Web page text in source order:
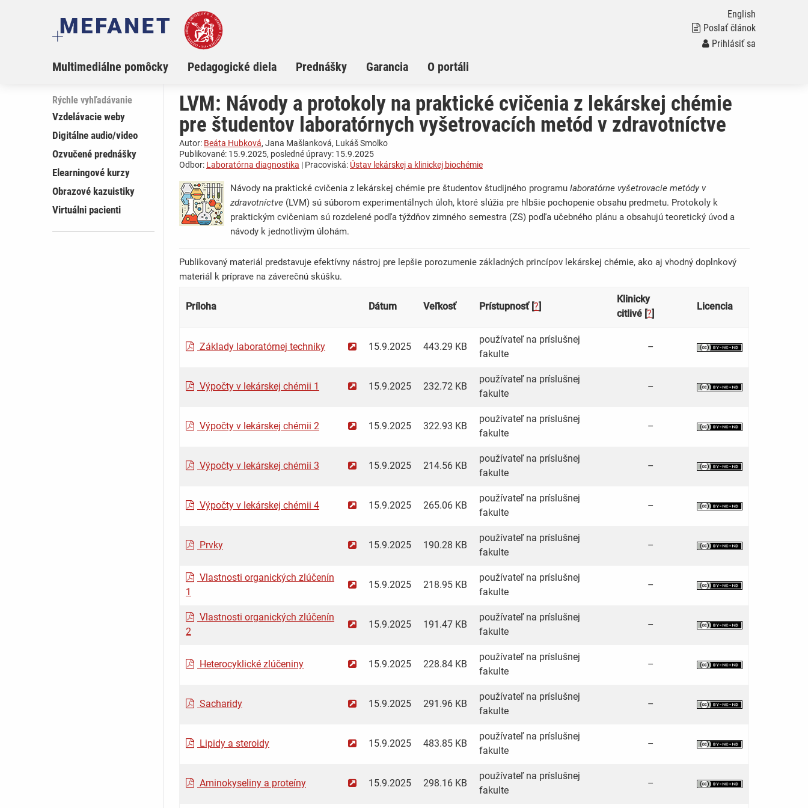
English
Poslať článok
Prihlásiť sa
Multimediálne pomôcky Pedagogické diela Prednášky Garancia O portáli
Rýchle vyhľadávanie
Vzdelávacie weby
Digitálne audio/video
Ozvučené prednášky
Elearningové kurzy
Obrazové kazuistiky
Virtuálni pacienti
LVM: Návody a protokoly na praktické cvičenia z lekárskej chémie
pre študentov laboratórnych vyšetrovacích metód v zdravotníctve
Autor: Beáta Hubková, Jana Mašlanková, Lukáš Smolko
Publikované: 15.9.2025, posledné úpravy: 15.9.2025
Odbor: Laboratórna diagnostika | Pracoviská: Ústav lekárskej a klinickej biochémie
Návody na praktické cvičenia z lekárskej chémie pre študentov študijného programu laboratórne vyšetrovacie metódy v
zdravotníctve (LVM) sú súborom experimentálnych úloh, ktoré slúžia pre hlbšie pochopenie obsahu predmetu. Protokoly k
praktickým cvičeniam sú rozdelené podľa týždňov zimného semestra (ZS) podľa učebného plánu a obsahujú teoretický úvod a
návody k jednotlivým úlohám.
Publikovaný materiál predstavuje efektívny nástroj pre lepšie porozumenie základných princípov lekárskej chémie, ako aj vhodný doplnkový
materiál k príprave na záverečnú skúšku.
Príloha Dátum Veľkosť Prístupnosť [?]
Klinicky
citlivé [?]
Licencia
Základy laboratórnej techniky 15.9.2025 443.29 KB
používateľ na príslušnej
fakulte
–
Výpočty v lekárskej chémii 1 15.9.2025 232.72 KB
používateľ na príslušnej
fakulte
–
Výpočty v lekárskej chémii 2 15.9.2025 322.93 KB
používateľ na príslušnej
fakulte
–
Výpočty v lekárskej chémii 3 15.9.2025 214.56 KB
používateľ na príslušnej
fakulte
–
Výpočty v lekárskej chémii 4 15.9.2025 265.06 KB
používateľ na príslušnej
fakulte
–
Prvky 15.9.2025 190.28 KB
používateľ na príslušnej
fakulte
–
Vlastnosti organických zlúčenín
1
15.9.2025 218.95 KB
používateľ na príslušnej
fakulte
–
Vlastnosti organických zlúčenín
2
15.9.2025 191.47 KB
používateľ na príslušnej
fakulte
–
Heterocyklické zlúčeniny 15.9.2025 228.84 KB
používateľ na príslušnej
fakulte
–
Sacharidy 15.9.2025 291.96 KB
používateľ na príslušnej
fakulte
–
Lipidy a steroidy 15.9.2025 483.85 KB
používateľ na príslušnej
fakulte
–
Aminokyseliny a proteíny 15.9.2025 298.16 KB
používateľ na príslušnej
fakulte
–